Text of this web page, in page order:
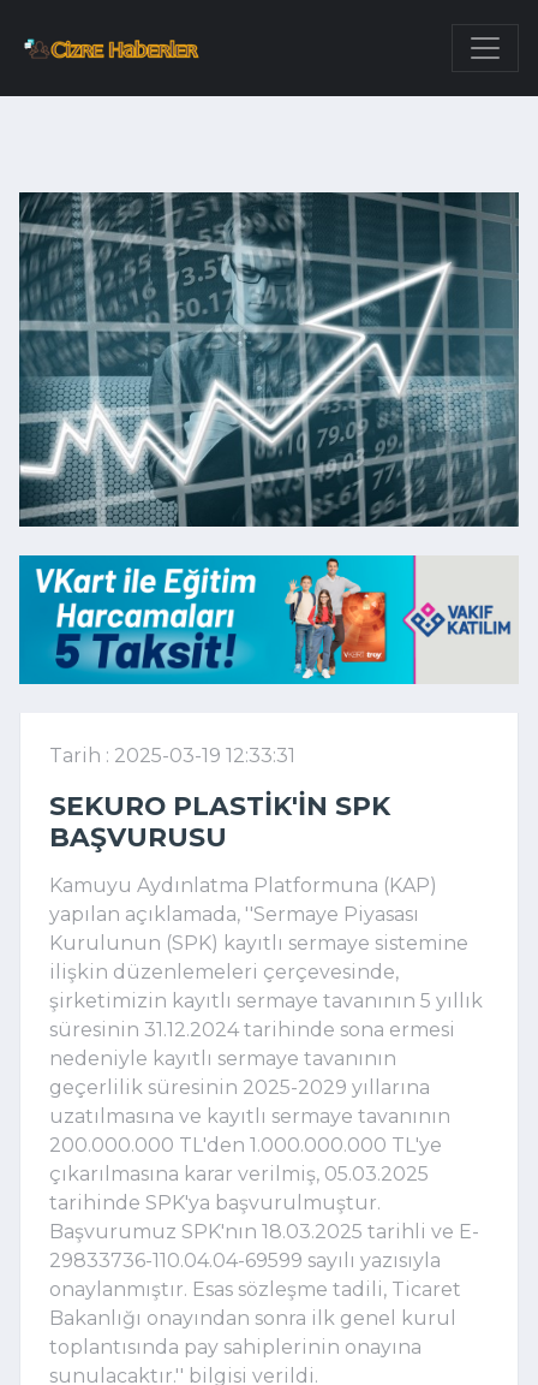
Tarih : 2025-03-19 12:33:31
SEKURO PLASTIK'IN SPK
BAŞVURUSU
Kamuyu Aydınlatma Platformuna (KAP)
yapılan açıklamada, ''Sermaye Piyasası
Kurulunun (SPK) kayıtlı sermaye sistemine
ilişkin düzenlemeleri çerçevesinde,
şirketimizin kayıtlı sermaye tavanının 5 yıllık
süresinin 31.12.2024 tarihinde sona ermesi
nedeniyle kayıtlı sermaye tavanının
geçerlilik süresinin 2025-2029 yıllarına
uzatılmasına ve kayıtlı sermaye tavanının
200.000.000 TL'den 1.000.000.000 TL'ye
çıkarılmasına karar verilmiş, 05.03.2025
tarihinde SPK'ya başvurulmuştur.
Başvurumuz SPK'nın 18.03.2025 tarihli ve E-
29833736-110.04.04-69599 sayılı yazısıyla
onaylanmıştır. Esas sözleşme tadili, Ticaret
Bakanlığı onayından sonra ilk genel kurul
toplantısında pay sahiplerinin onayına
sunulacaktır.'' bilgisi verildi.